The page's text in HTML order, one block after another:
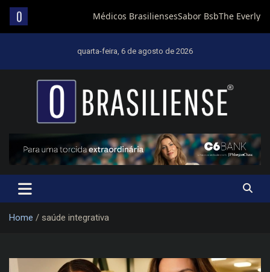
quarta-feira, 6 de agosto de 2026
Um diário de notícias que trabalha por Brasília
Home saúde integrativa